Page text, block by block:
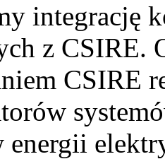
integrację
z CSIRE.
CSIRE
energii